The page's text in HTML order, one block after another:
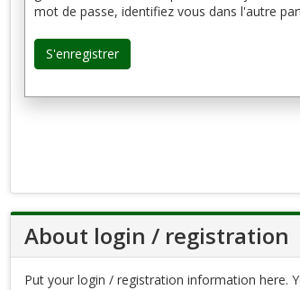
mot de passe, identifiez vous dans l'autre
About login / registration
Put your login / registration information here.